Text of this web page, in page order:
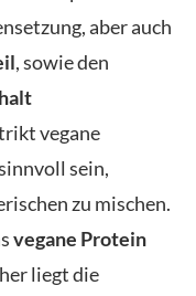
aber auch
, sowie den
vegane
sein,
zu mischen.
vegane Protein
liegt die